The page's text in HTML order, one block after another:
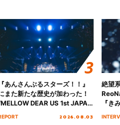
『あんさんぶるスターズ！！』
また新たな歴史が加わった！
DEAR US 1st JAPAN
2026.08.03
絶望
『き